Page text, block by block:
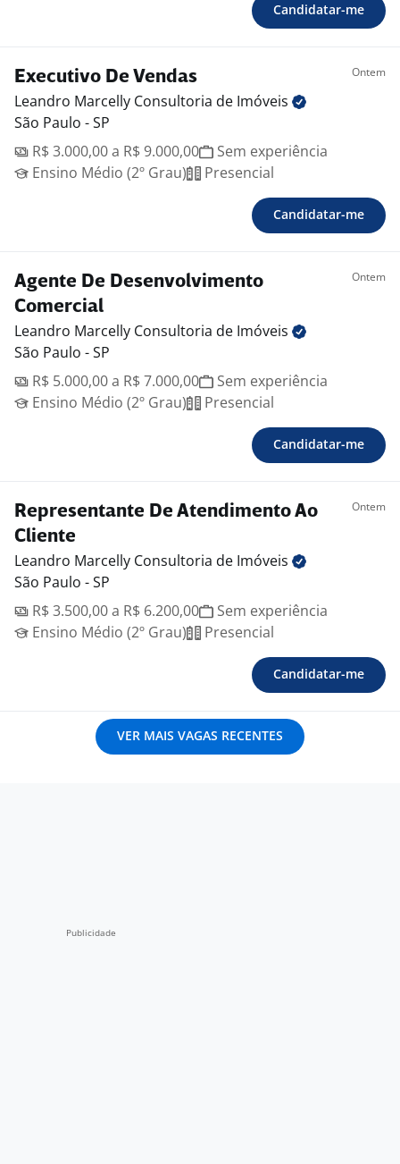
Candidatar-me
Executivo De Vendas Ontem
Leandro Marcelly Consultoria de Imóveis
São Paulo - SP
R$ 3.000,00 a R$ 9.000,00
Sem experiência
Ensino Médio (2º Grau)
Presencial
Candidatar-me
Agente De Desenvolvimento
Comercial
Ontem
Leandro Marcelly Consultoria de Imóveis
São Paulo - SP
R$ 5.000,00 a R$ 7.000,00
Sem experiência
Ensino Médio (2º Grau)
Presencial
Candidatar-me
Representante De Atendimento Ao
Cliente
Ontem
Leandro Marcelly Consultoria de Imóveis
São Paulo - SP
R$ 3.500,00 a R$ 6.200,00
Sem experiência
Ensino Médio (2º Grau)
Presencial
Candidatar-me
VER MAIS VAGAS RECENTES